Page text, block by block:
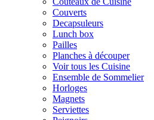
Couverts
Decapsuleurs
Lunch box
Pailles
Planches à découper
Voir tous les Cuisine
Ensemble de Sommelier
Horloges
Magnets
Serviettes